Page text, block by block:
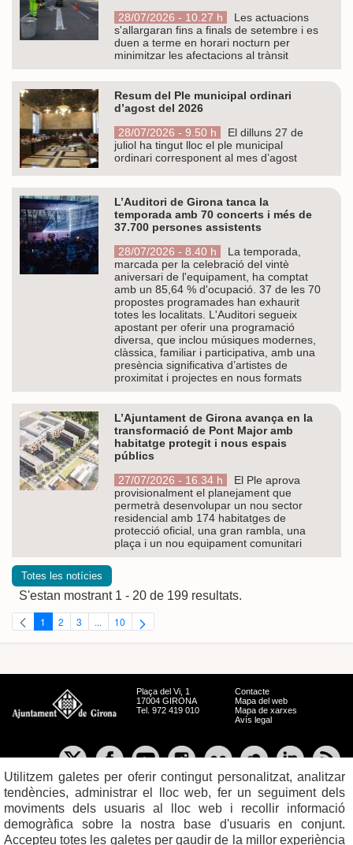
28/07/2026 - 10.27 h
Les actuacions
s'allargaran fins a finals de setembre i es
duen a terme en horari nocturn per
minimitzar les afectacions al trànsit
Resum del Ple municipal ordinari
d’agost del 2026
28/07/2026 - 9.50 h
El dilluns 27 de
juliol ha tingut lloc el ple municipal
ordinari corresponent al mes d’agost
L’Auditori de Girona tanca la
temporada amb 70 concerts i més de
37.700 persones assistents
28/07/2026 - 8.40 h
La temporada,
marcada per la celebració del vintè
aniversari de l'equipament, ha comptat
amb un 85,64 % d'ocupació. 37 de les 70
propostes programades han exhaurit
totes les localitats. L'Auditori segueix
apostant per oferir una programació
diversa, que inclou músiques modernes,
clàssica, familiar i participativa, amb una
presència significativa d’artistes de
proximitat i projectes en nous formats
L’Ajuntament de Girona avança en la
transformació de Pont Major amb
habitatge protegit i nous espais
públics
27/07/2026 - 16.34 h
El Ple aprova
provisionalment el planejament que
permetrà desenvolupar un nou sector
residencial amb 174 habitatges de
protecció oficial, una gran rambla, una
plaça i un nou equipament comunitari
Totes les notícies
S'estan mostrant 1 - 20 de 199 resultats.
Pàgina
1 Pàgina
2 Pàgina
3 ...Pàgines intermèdies Utilitzeu TAB per navegar.
Pàgina
10
Plaça del Vi, 1
17004 GIRONA
Tel. 972 419 010
Contacte
Mapa del web
Mapa de xarxes
Avís legal
Utilitzem galetes per oferir contingut personalitzat, analitzar
tendències, administrar el lloc web, fer un seguiment dels
moviments dels usuaris al lloc web i recollir informació
demogràfica sobre la nostra base d'usuaris en conjunt.
Accepteu totes les galetes per gaudir de la millor experiència